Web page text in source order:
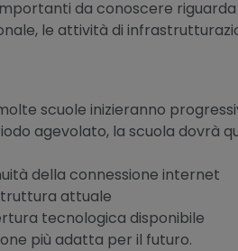
da conoscere
le attività di
scuole inizieranno
agevolato, la scuola dovrà
della connessione internet
attuale
tecnologica disponibile
più adatta per il futuro.